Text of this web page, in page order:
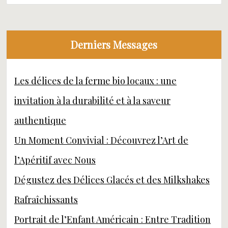
Derniers Messages
Les délices de la ferme bio locaux : une
invitation à la durabilité et à la saveur
authentique
Un Moment Convivial : Découvrez l’Art de
l’Apéritif avec Nous
Dégustez des Délices Glacés et des Milkshakes
Rafraîchissants
Portrait de l’Enfant Américain : Entre Tradition